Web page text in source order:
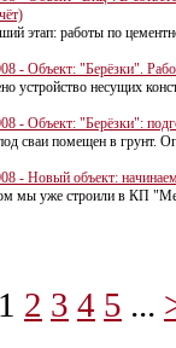
этап: работы по
- Объект: "Берёзки".
устройство несущих
- Объект: "Берёзки":
сваи помещен в грунт.
- Новый объект:
мы уже строили в КП
1 2 3 4 5 ...